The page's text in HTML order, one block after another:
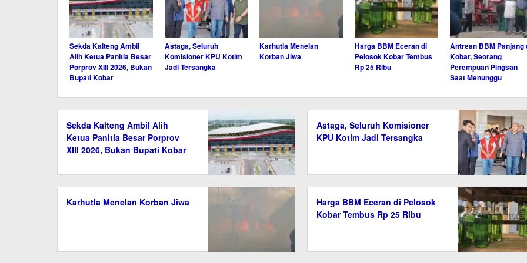
Sekda Kalteng Ambil
Alih Ketua Panitia Besar
Porprov XIII 2026, Bukan
Bupati Kobar
Astaga, Seluruh
Komisioner KPU Kotim
Jadi Tersangka
Karhutla Menelan
Korban Jiwa
Harga BBM Eceran di
Pelosok Kobar Tembus
Rp 25 Ribu
Antrean BBM Panjang
Kobar, Seorang
Perempuan Pingsan
Saat Menunggu
Sekda Kalteng Ambil Alih
Ketua Panitia Besar Porprov
XIII 2026, Bukan Bupati Kobar
Astaga, Seluruh Komisioner
KPU Kotim Jadi Tersangka
Karhutla Menelan Korban Jiwa
Harga BBM Eceran di Pelosok
Kobar Tembus Rp 25 Ribu